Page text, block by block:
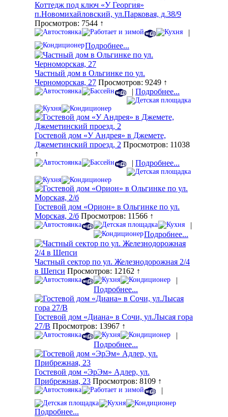
Коттедж под ключ «У Георгия»
п.Новомихайловский, ул.Парковая, д.38/9
Просмотров: 7544 ↑
|
Подробнее...
Частный дом в Ольгинке по ул.
Черноморская, 27 Просмотров: 9249 ↑
| Подробнее...
Гостевой дом «У Андрея» в Джемете,
Джеметинский проезд, 2 Просмотров: 11038
↑
| Подробнее...
Гостевой дом «Орион» в Ольгинке по ул.
Морская, 2/б Просмотров: 11566 ↑
|
Подробнее...
Частный сектор по ул. Железнодорожная 2/4
в Шепси Просмотров: 12162 ↑
|
Подробнее...
Гостевой дом «Диана» в Сочи, ул.Лысая гора
27/В Просмотров: 13967 ↑
|
Подробнее...
Гостевой дом «ЭрЭм» Адлер, ул.
Прибрежная, 23 Просмотров: 8109 ↑
|
Подробнее...